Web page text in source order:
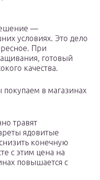
—
условиях. Это дело
При
готовый
качества.
покупаем в магазинах
травят
ядовитые
конечную
с этим цена на
повышается с